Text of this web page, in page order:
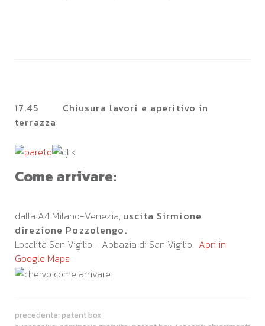
17.45 Chiusura lavori e aperitivo in
terrazza
Come arrivare:
dalla A4 Milano-Venezia, uscita Sirmione
direzione Pozzolengo.
Località San Vigilio - Abbazia di San Vigilio. Apri in
Google Maps
precedente: patent box